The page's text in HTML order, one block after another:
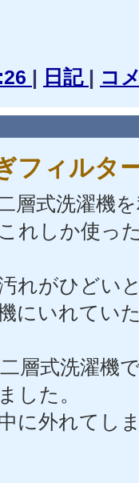
| 日記 | コ
フィルタ
層式洗濯機
れしか使っ
れがひどい
にいれてい
層式洗濯機
した。
に外れてし